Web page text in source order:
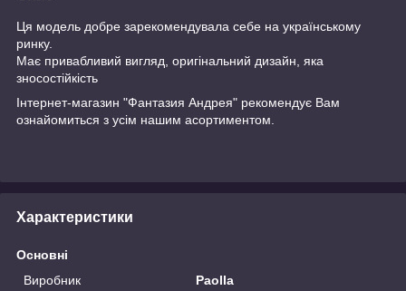
Ця модель добре зарекомендувала себе на українському
ринку.
Має привабливий вигляд, оригінальний дизайн, яка
зносостійкість
Інтернет-магазин "Фантазия Андрея" рекомендує Вам
ознайомиться з усім нашим асортиментом.
Характеристики
Основні
Виробник
Paolla